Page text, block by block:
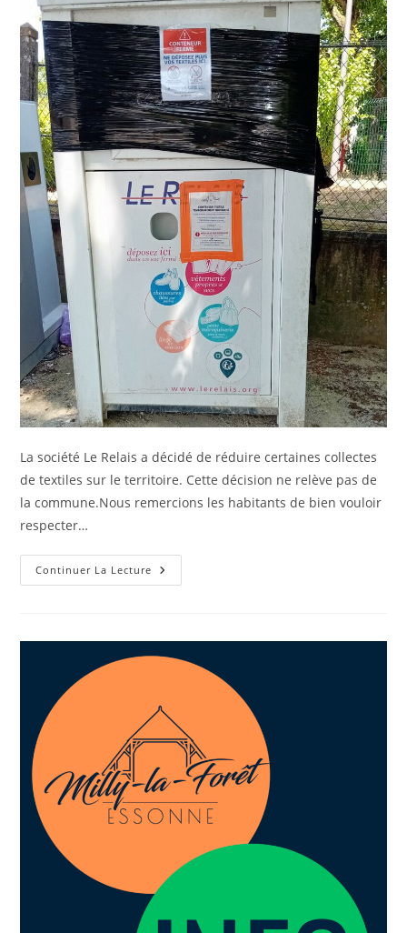
La société Le Relais a décidé de réduire certaines collectes
de textiles sur le territoire. Cette décision ne relève pas de
la commune.Nous remercions les habitants de bien vouloir
respecter…
Continuer La Lecture